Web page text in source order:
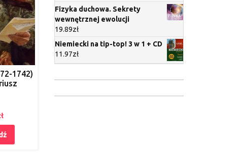
1742)
Fizyka duchowa. Sekrety
wewnętrznej ewolucji
19.89zł
Niemiecki na tip-top! 3 w 1 + CD
11.97zł